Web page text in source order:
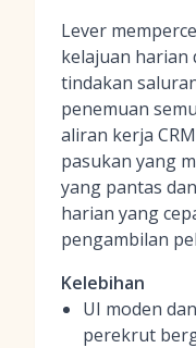
Lever
kelajuan harian
tindakan
penemuan
aliran kerja
pasukan yang
yang pantas
harian yang
pengambilan
Kelebihan
UI moden
perekrut